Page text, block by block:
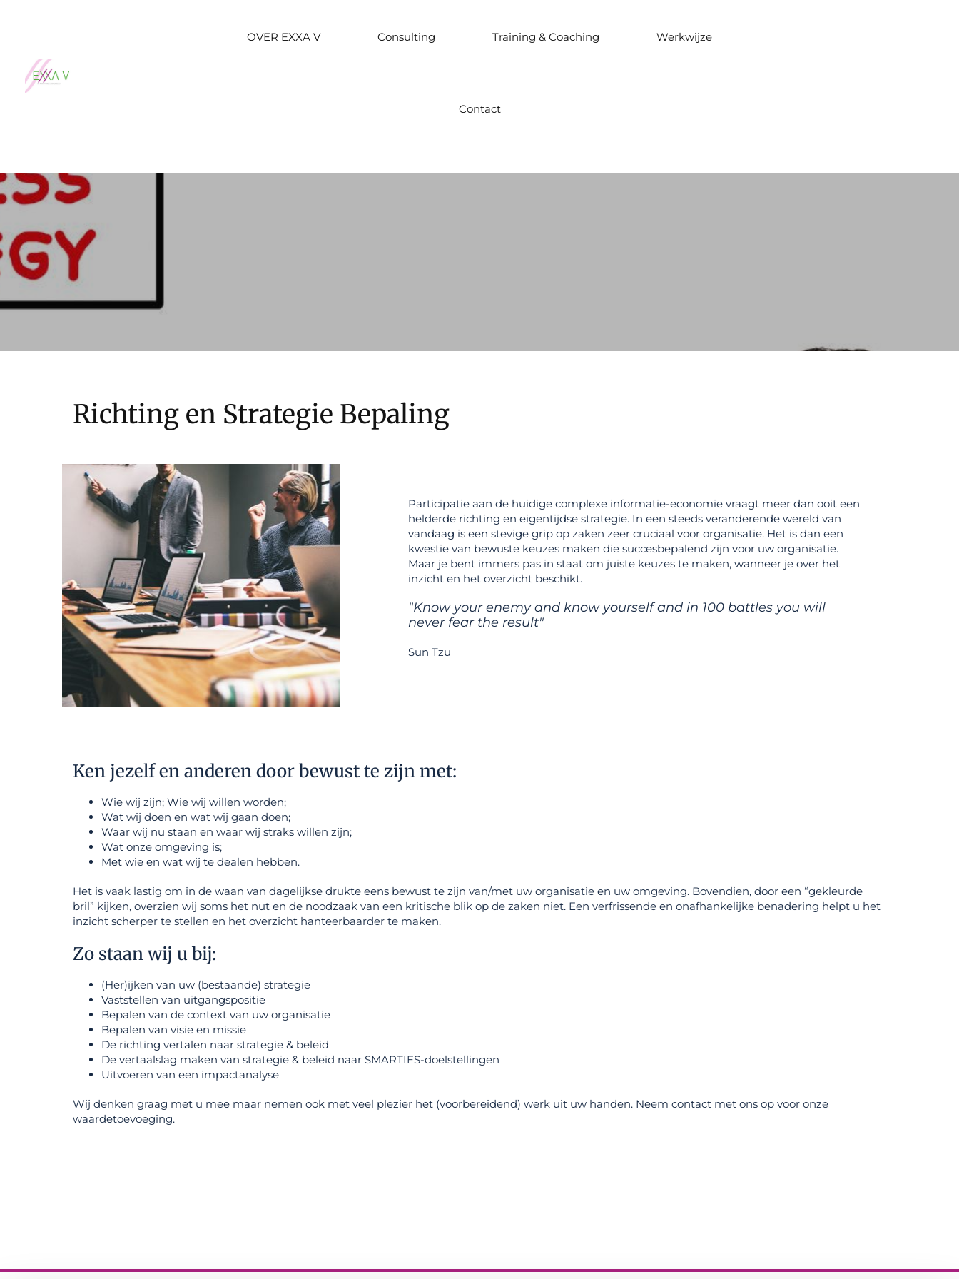
OVER EXXA V Consulting Training & Coaching Werkwijze
Contact
Richting en Strategie Bepaling
Participatie aan de huidige complexe informatie-economie vraagt meer dan ooit een
helderde richting en eigentijdse strategie. In een steeds veranderende wereld van
vandaag is een stevige grip op zaken zeer cruciaal voor organisatie. Het is dan een
kwestie van bewuste keuzes maken die succesbepalend zijn voor uw organisatie.
Maar je bent immers pas in staat om juiste keuzes te maken, wanneer je over het
inzicht en het overzicht beschikt.
"Know your enemy and know yourself and in 100 battles you will
never fear the result"
Sun Tzu
Ken jezelf en anderen door bewust te zijn met:
Wie wij zijn; Wie wij willen worden;
Wat wij doen en wat wij gaan doen;
Waar wij nu staan en waar wij straks willen zijn;
Wat onze omgeving is;
Met wie en wat wij te dealen hebben.
Het is vaak lastig om in de waan van dagelijkse drukte eens bewust te zijn van/met uw organisatie en uw omgeving. Bovendien, door een “gekleurde
bril” kijken, overzien wij soms het nut en de noodzaak van een kritische blik op de zaken niet. Een verfrissende en onafhankelijke benadering helpt u het
inzicht scherper te stellen en het overzicht hanteerbaarder te maken.
Zo staan wij u bij:
(Her)ijken van uw (bestaande) strategie
Vaststellen van uitgangspositie
Bepalen van de context van uw organisatie
Bepalen van visie en missie
De richting vertalen naar strategie & beleid
De vertaalslag maken van strategie & beleid naar SMARTIES-doelstellingen
Uitvoeren van een impactanalyse
Wij denken graag met u mee maar nemen ook met veel plezier het (voorbereidend) werk uit uw handen. Neem contact met ons op voor onze
waardetoevoeging.